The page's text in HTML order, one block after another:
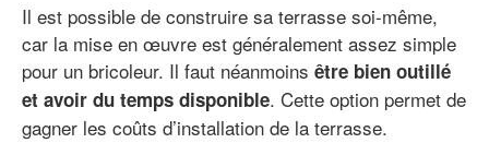
Il est possible de construire sa terrasse soi-même,
car la mise en œuvre est généralement assez simple
pour un bricoleur. Il faut néanmoins être bien outillé
et avoir du temps disponible. Cette option permet de
gagner les coûts d’installation de la terrasse.